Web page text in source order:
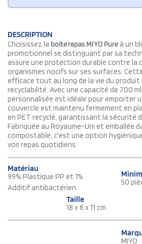
DESCRIPTION
Choisissez la boite repas MIYO Pure à un
promotionnel se distinguant par sa
assure une protection durable contre la
organismes nocifs sur ses surfaces.
efficace tout au long de la vie du
recyclabilité. Avec une capacité de 700
personnalisée est idéale pour emporter
couvercle est maintenu fermement en
en PET recyclé, garantissant la sécurité
Fabriquée au Royaume-Uni et emballée
compostable, c'est une option
vos repas quotidiens.
Matériau
99% Plastique PP et 1%
Additif antibactérien
50
Taille
18 x 6 x 11 cm
MIYO